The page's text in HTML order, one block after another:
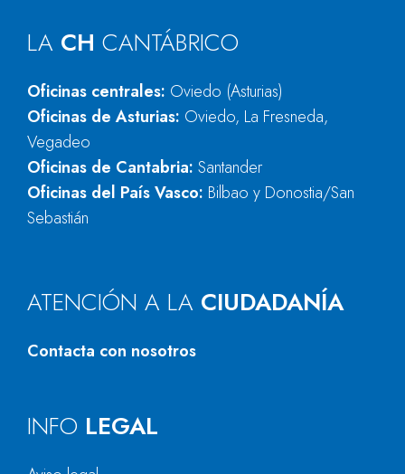
LA CH CANTÁBRICO
Oficinas centrales: Oviedo (Asturias)
Oficinas de Asturias: Oviedo, La Fresneda,
Vegadeo
Oficinas de Cantabria: Santander
Oficinas del País Vasco: Bilbao y Donostia/San
Sebastián
ATENCIÓN A LA CIUDADANÍA
Contacta con nosotros
INFO LEGAL